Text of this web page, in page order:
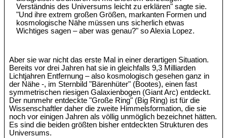
Verständnis des Universums leicht zu erklären" sagte sie.
"Und ihre extrem großen Größen, markanten Formen und
kosmologische Nähe müssen uns sicherlich etwas
Wichtiges sagen – aber was genau?" so Alexia Lopez.
Aber sie war nicht das erste Mal in einer derartigen Situation.
Bereits vor drei Jahren hat sie in gleichfalls 9,3 Milliarden
Lichtjahren Entfernung – also kosmologisch gesehen ganz in
der Nähe -, im Sternbild "Bärenhüter" (Bootes), einen fast
symmetrischen riesigen Galaxienbogen (Giant Arc) entdeckt.
Der nunmehr entdeckte "Große Ring" (Big Ring) ist für die
Wissenschaftler daher die zweite Himmelsformation, die sie
noch vor einigen Jahren als völlig unmöglich bezeichnet hätten.
Es sind die beiden größten bisher entdeckten Strukturen des
Universums.